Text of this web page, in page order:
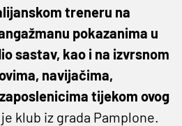
treneru na
pokazanima u
sastav, kao i na izvrsnom
navijačima,
tijekom ovog
klub iz grada Pamplone.